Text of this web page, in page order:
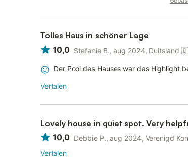
Tolles Haus in schöner Lage
10,0 Stefanie B., aug 2024, Duitsland
Der Pool des Hauses war das Highlight
Vertalen
Lovely house in quiet spot. Very
10,0 Debbie P., aug 2024, Verenigd
Vertalen